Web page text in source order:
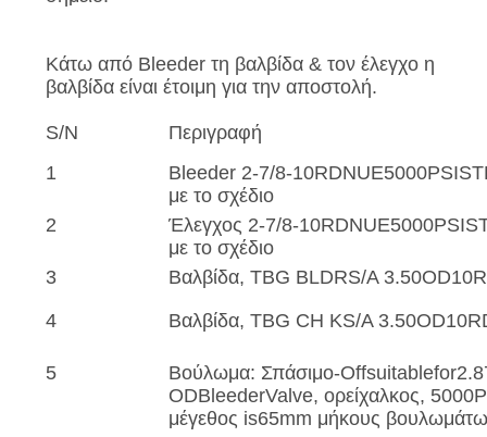
Κάτω από Bleeder τη βαλβίδα & τον έλεγχο η
βαλβίδα είναι έτοιμη για την αποστολή.
S/N
Περιγραφή
1
Bleeder 2-7/8-
με το σχέδιο
2
Έλεγχος 2-7/8-
με το σχέδιο
3
Βαλβίδα, TBG BLDRS/A
4
Βαλβίδα, TBG CH KS/A
5
Βούλωμα: Σπάσιμο-
ODBleederValve, ορείχαλκος,
μέγεθος is65mm μήκους